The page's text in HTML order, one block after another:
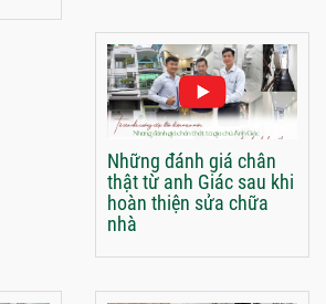
Những đánh giá chân
thật từ anh Giác sau khi
hoàn thiện sửa chữa
nhà